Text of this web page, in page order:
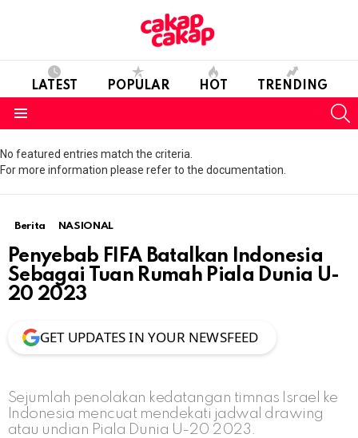
LATEST POPULAR HOT TRENDING
No featured entries match the criteria.
For more information please refer to the documentation.
Berita NASIONAL
Penyebab FIFA Batalkan Indonesia
Sebagai Tuan Rumah Piala Dunia U-
20 2023
GET UPDATES IN YOUR NEWSFEED
Sejumlah penolakan kedatangan timnas Israel ke
Indonesia mencuat mendekati jadwal drawing
atau undian Piala Dunia U-20 2023.